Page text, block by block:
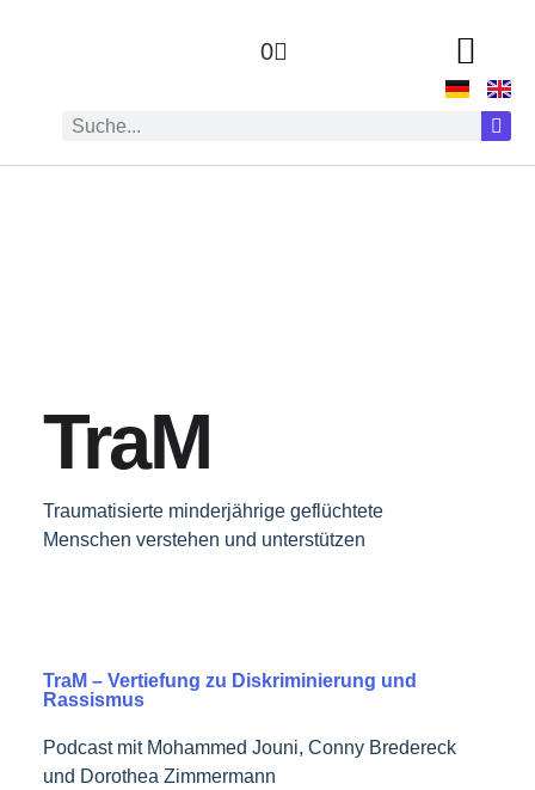
0
TraM
Traumatisierte minderjährige geflüchtete
Menschen verstehen und unterstützen
TraM – Vertiefung zu Diskriminierung und
Rassismus
Podcast mit Mohammed Jouni, Conny Bredereck
und Dorothea Zimmermann